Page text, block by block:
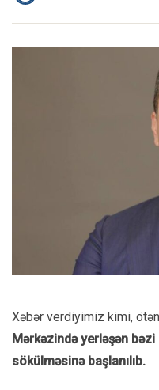
Xəbər verdiyimiz kimi,
Mərkəzində yerləşən bəzi
sökülməsinə başlanılıb.